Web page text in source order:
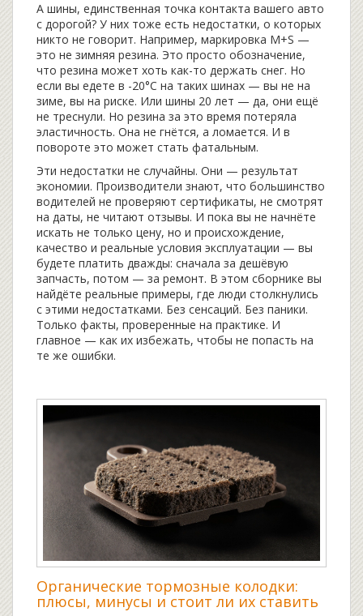
А шины, единственная точка контакта вашего авто
с дорогой? У них тоже есть недостатки, о которых
никто не говорит. Например, маркировка M+S —
это не зимняя резина. Это просто обозначение,
что резина может хоть как-то держать снег. Но
если вы едете в -20°C на таких шинах — вы не на
зиме, вы на риске. Или шины 20 лет — да, они ещё
не треснули. Но резина за это время потеряла
эластичность. Она не гнётся, а ломается. И в
повороте это может стать фатальным.
Эти недостатки не случайны. Они — результат
экономии. Производители знают, что большинство
водителей не проверяют сертификаты, не смотрят
на даты, не читают отзывы. И пока вы не начнёте
искать не только цену, но и происхождение,
качество и реальные условия эксплуатации — вы
будете платить дважды: сначала за дешёвую
запчасть, потом — за ремонт. В этом сборнике вы
найдёте реальные примеры, где люди столкнулись
с этими недостатками. Без сенсаций. Без паники.
Только факты, проверенные на практике. И
главное — как их избежать, чтобы не попасть на
те же ошибки.
Органические тормозные колодки:
плюсы, минусы и стоит ли их ставить